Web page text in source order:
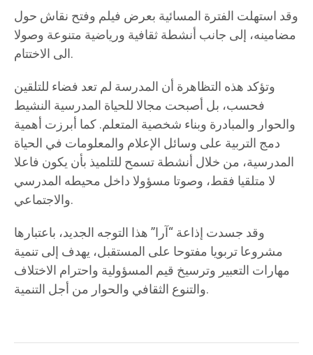
وقد استهلت الفترة المسائية بعرض فيلم وفتح نقاش حول
مضامينه، إلى جانب أنشطة ثقافية ورياضية متنوعة وصولا
الى الاختتام.
وتؤكد هذه التظاهرة أن المدرسة لم تعد فضاء للتلقين
فحسب، بل أصبحت مجالا للحياة المدرسية النشيط
والحوار والمبادرة وبناء شخصية المتعلم. كما أبرزت أهمية
دمج التربية على وسائل الإعلام والمعلومات في الحياة
المدرسية، من خلال أنشطة تسمح للتلميذ بأن يكون فاعلا
لا متلقيا فقط، وصوتا مسؤولا داخل محيطه المدرسي
والاجتماعي.
وقد جسدت إذاعة “آرا” هذا التوجه الجديد، باعتبارها
مشروعا تربويا مفتوحا على المستقبل، يهدف إلى تنمية
مهارات التعبير وترسيخ قيم المسؤولية واحترام الاختلاف
والتنوع الثقافي والحوار من أجل التنمية.